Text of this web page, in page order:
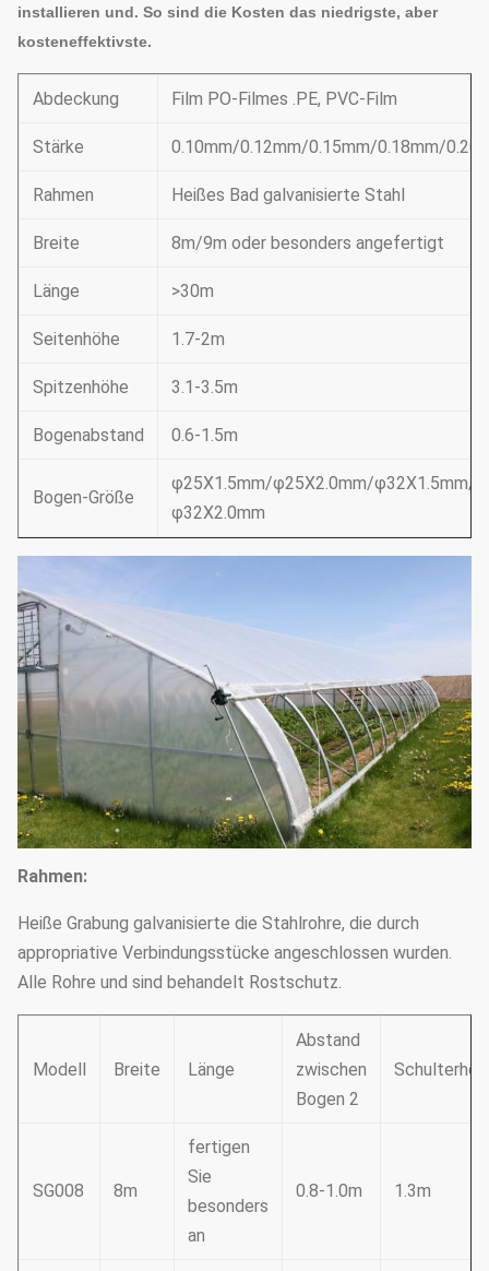
installieren und. So sind die Kosten das niedrigste, aber
kosteneffektivste.
Abdeckung Film PO-Filmes .PE, PVC-Film
Stärke 0.10mm/0.12mm/0.15mm/0.18mm/
Rahmen Heißes Bad galvanisierte Stahl
Breite 8m/9m oder besonders angefertigt
Länge >30m
Seitenhöhe 1.7-2m
Spitzenhöhe 3.1-3.5m
Bogenabstand 0.6-1.5m
Bogen-Größe
φ25X1.5mm/φ25X2.0mm/φ32X1.5mm/
φ32X2.0mm
Rahmen:
Heiße Grabung galvanisierte die Stahlrohre, die durch
appropriative Verbindungsstücke angeschlossen wurden.
Alle Rohre und sind behandelt Rostschutz.
Modell Breite Länge
Abstand
zwischen
Bogen 2
SG008 8m
fertigen
Sie
besonders
an
0.8-1.0m 1.3m